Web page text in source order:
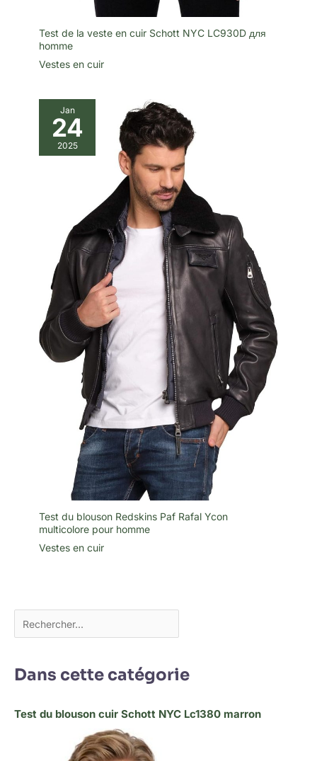
Test de la veste en cuir Schott NYC LC930D для
homme
Vestes en cuir
Jan
24
2025
Test du blouson Redskins Paf Rafal Ycon
multicolore pour homme
Vestes en cuir
Dans cette catégorie
Test du blouson cuir Schott NYC Lc1380 marron